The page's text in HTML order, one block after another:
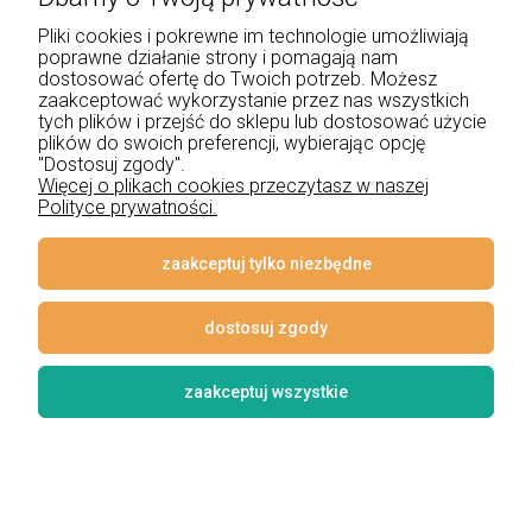
sufitowa podtynkowa kwadratowa
Eco Light
19,66 zł
Pliki cookies i pokrewne im technologie umożliwiają
poprawne działanie strony i pomagają nam
dostosować ofertę do Twoich potrzeb. Możesz
zaakceptować wykorzystanie przez nas wszystkich
tych plików i przejść do sklepu lub dostosować użycie
plików do swoich preferencji, wybierając opcję
"Dostosuj zgody".
Więcej o plikach cookies przeczytasz w naszej
Polityce prywatności.
zaakceptuj tylko niezbędne
dostosuj zgody
zaakceptuj wszystkie